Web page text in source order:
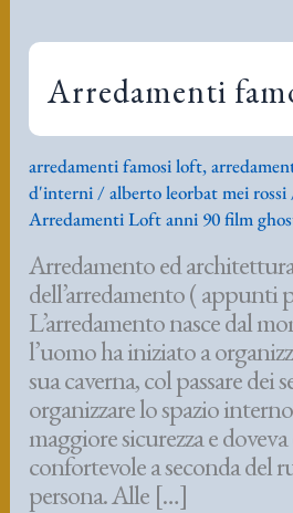
Arredamenti
arredamenti famosi loft,
d'interni/alberto leorbat mei rossi
Arredamenti Loft anni 90 film
Arredamento ed
dell’arredamento ( appunti
L’arredamento nasce dal
l’uomo ha iniziato a
sua caverna, col passare dei
organizzare lo spazio
maggiore sicurezza e
confortevole a seconda del
persona. Alle […]